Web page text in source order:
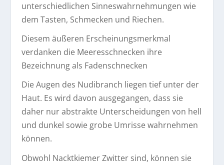
unterschiedlichen Sinneswahrnehmungen wie
dem Tasten, Schmecken und Riechen.
Diesem äußeren Erscheinungsmerkmal
verdanken die Meeresschnecken ihre
Bezeichnung als Fadenschnecken
Die Augen des Nudibranch liegen tief unter der
Haut. Es wird davon ausgegangen, dass sie
daher nur abstrakte Unterscheidungen von hell
und dunkel sowie grobe Umrisse wahrnehmen
können.
Obwohl Nacktkiemer Zwitter sind, können sie